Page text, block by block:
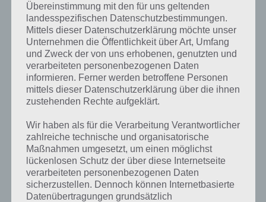
Die obige Lösung stimmt leider nicht mehr?
Wenn die Lösung, die wir dir oben vorgestellt haben, nicht mehr
aktuell sein sollte oder ein Wort in der Lösung von 94 Prozent fehlt,
so teile uns die korrekten Lösungen einfach in den Kommentaren
mit. Nur so können wir stets die aktuellen Antworten auf die
zahlreichen Fragen und Sachverhalte in der App geben. Da die
Entwickler die Lösungen immer mal wieder verändern.
Darum geht es bei 94%
Was ist 94%? In der App 94% musst du auf Basis eines Bildes oder
einer Aussage die Antworten herausfinden, die von anderen Spielern
Übereinstimmung mit den für uns geltenden
landesspezifischen Datenschutzbestimmungen.
Mittels dieser Datenschutzerklärung möchte unser
Unternehmen die Öffentlichkeit über Art, Umfang
und Zweck der von uns erhobenen, genutzten und
verarbeiteten personenbezogenen Daten
informieren. Ferner werden betroffene Personen
mittels dieser Datenschutzerklärung über die ihnen
zustehenden Rechte aufgeklärt.
Wir haben als für die Verarbeitung Verantwortlicher
zahlreiche technische und organisatorische
Maßnahmen umgesetzt, um einen möglichst
lückenlosen Schutz der über diese Internetseite
verarbeiteten personenbezogenen Daten
sicherzustellen. Dennoch können Internetbasierte
Datenübertragungen grundsätzlich